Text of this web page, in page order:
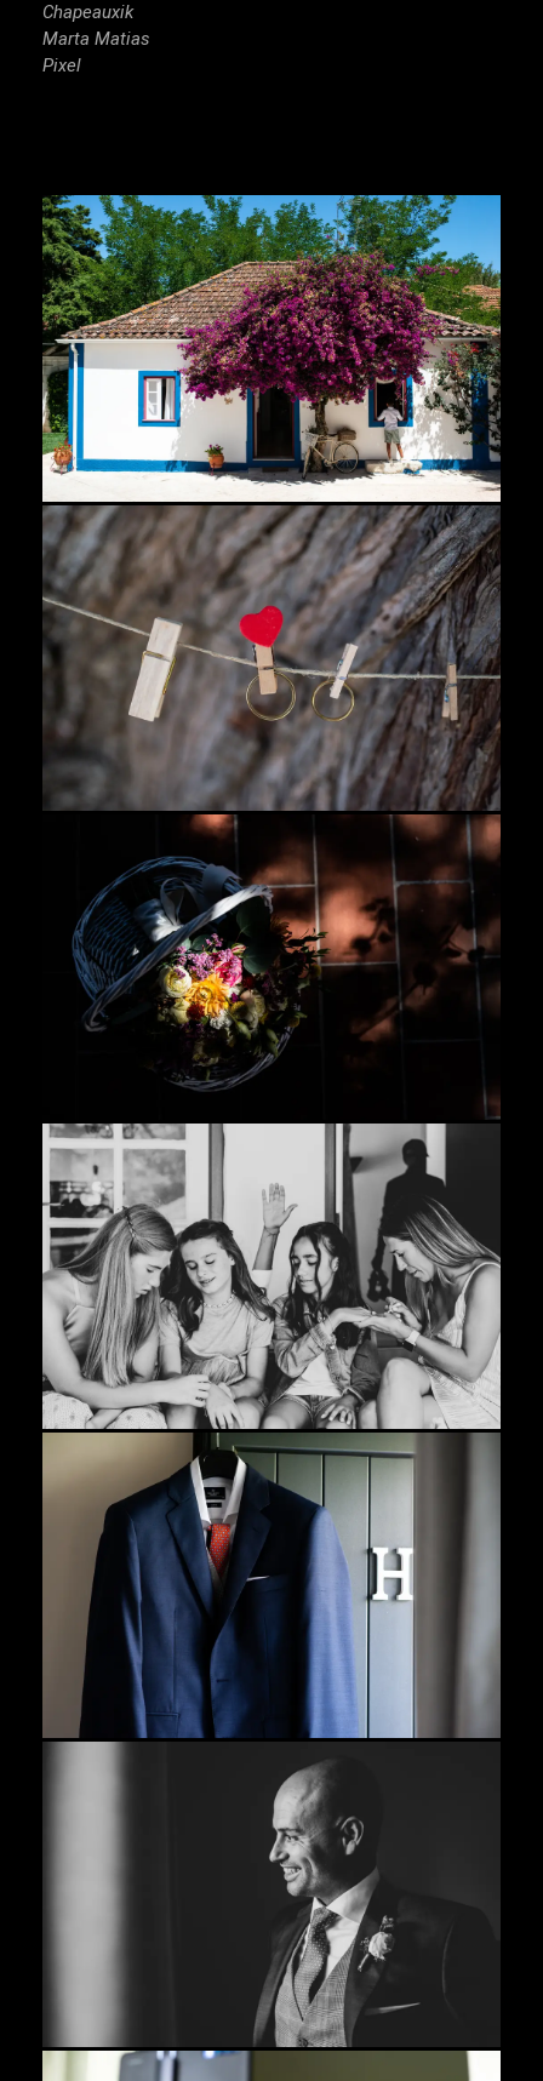
Chapeauxik
Marta Matias
Pixel